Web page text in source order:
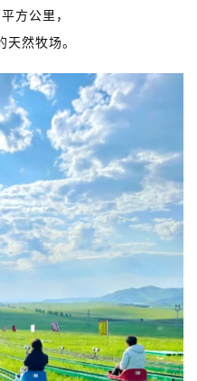
方公里，
天然牧场。